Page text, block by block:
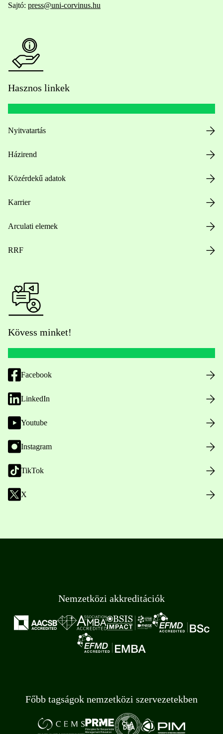
Sajtó: press@uni-corvinus.hu
Hasznos linkek
Nyitvatartás
Házirend
Közérdekű adatok
Karrier
Arculati elemek
RRF
Kövess minket!
Facebook
LinkedIn
Youtube
Instagram
TikTok
X
Nemzetközi akkreditációk
Főbb tagságok nemzetközi szervezetekben